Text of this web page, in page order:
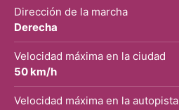
Dirección de la marcha
Derecha
Velocidad máxima en la ciudad
50 km/h
Velocidad máxima en la autopista